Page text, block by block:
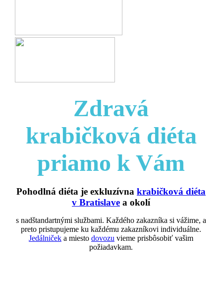
Zdravá
krabičková diéta
priamo k Vám
Pohodlná diéta je exkluzívna krabičková diéta
v Bratislave a okolí
s nadštandartnými službami. Každého zakazníka si vážime, a
preto pristupujeme ku každému zakazníkovi individuálne.
Jedálniček a miesto dovozu vieme prisbôsobiť vašim
požiadavkam.